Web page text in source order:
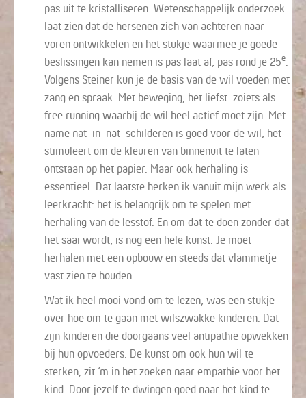
pas uit te kristalliseren. Wetenschappelijk onderzoek
laat zien dat de hersenen zich van achteren naar
voren ontwikkelen en het stukje waarmee je goede
beslissingen kan nemen is pas laat af, pas rond je 25e
Volgens Steiner kun je de basis van de wil voeden met
zang en spraak. Met beweging, het liefst zoiets als
free running waarbij de wil heel actief moet zijn. Met
name nat-in-nat-schilderen is goed voor de wil, het
stimuleert om de kleuren van binnenuit te laten
ontstaan op het papier. Maar ook herhaling is
essentieel. Dat laatste herken ik vanuit mijn werk als
leerkracht: het is belangrijk om te spelen met
herhaling van de lesstof. En om dat te doen zonder dat
het saai wordt, is nog een hele kunst. Je moet
herhalen met een opbouw en steeds dat vlammetje
vast zien te houden.
Wat ik heel mooi vond om te lezen, was een stukje
over hoe om te gaan met wilszwakke kinderen. Dat
zijn kinderen die doorgaans veel antipathie opwekken
bij hun opvoeders. De kunst om ook hun wil te
sterken, zit ‘m in het zoeken naar empathie voor het
kind. Door jezelf te dwingen goed naar het kind te